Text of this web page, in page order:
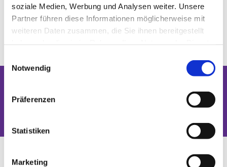
soziale Medien, Werbung und Analysen weiter. Unsere
Partner führen diese Informationen möglicherweise mit
weiteren Daten zusammen, die Sie ihnen bereitgestellt
Notwendig
Präferenzen
Statistiken
Marketing
Dies könnte Sie auch interessieren